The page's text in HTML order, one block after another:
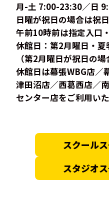
月-土 7:00-23:30／日
日曜が祝日の場合は祝
午前10時前は指定入口
休館日：第2月曜日・
（第2月曜日が祝日の
休館日は幕張WBG店／
津田沼店／西葛西店／
センター店をご利用いた
スクール
スタジオ